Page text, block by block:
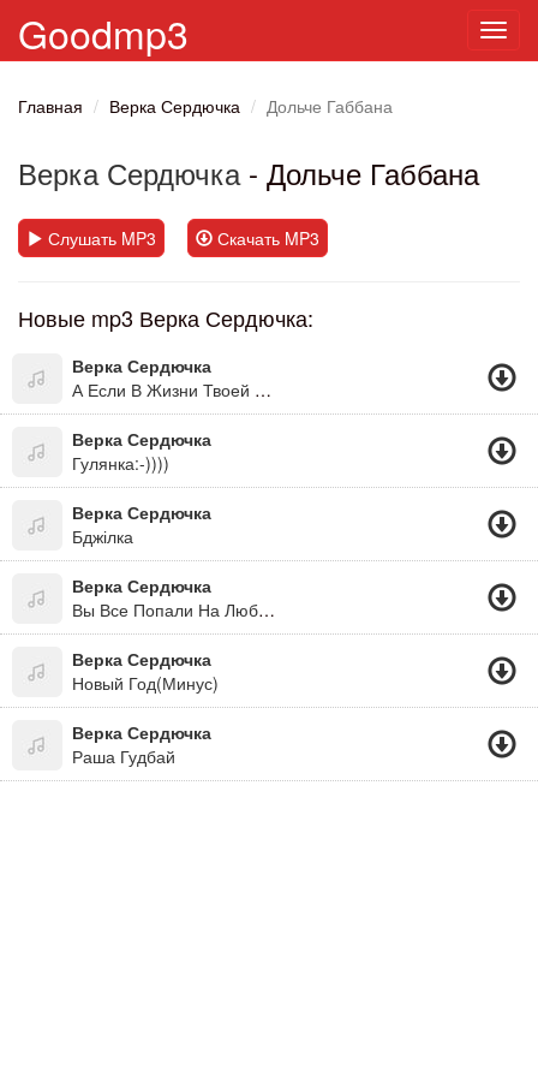
Goodmp3
Главная Верка Сердючка Дольче Габбана
Верка Сердючка- Дольче Габбана
Слушать MP3 Скачать MP3
Новые mp3 Верка Сердючка:
Верка Сердючка
А Если В Жизни Твоей Чёрная Полоса, То Будет В Жизни Твоей И Белая Полоса. А Если Дождь С Утра Не По Заказу, Как Всегда, Знать После Дождичка Всегда Сонечко Бува! =))))))))))))))))))))((Дуже Оптимістична Пісня)
Верка Сердючка
Гулянка:-))))
Верка Сердючка
Бджілка
Верка Сердючка
Вы Все Попали На Любовь
Верка Сердючка
Новый Год(Минус)
Верка Сердючка
Раша Гудбай